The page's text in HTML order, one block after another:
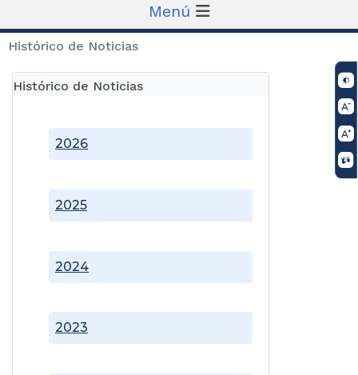
Menú
Histórico de Noticias
Histórico de Noticias
2023
2024
2025
2026